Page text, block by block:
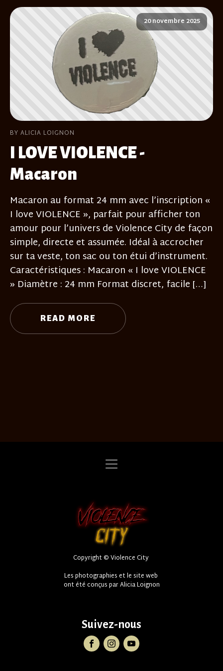
20 novembre 2025
BY ALICIA LOIGNON
I LOVE VIOLENCE -
Macaron
Macaron au format 24 mm avec l’inscription «
I love VIOLENCE », parfait pour afficher ton
amour pour l’univers de Violence City de façon
simple, directe et assumée. Idéal à accrocher
sur ta veste, ton sac ou ton étui d’instrument.
Caractéristiques : Macaron « I love VIOLENCE
» Diamètre : 24 mm Format discret, facile […]
READ MORE
Copyright © Violence City
Les photographies et le site web
ont été conçus par Alicia Loignon
Suivez-nous